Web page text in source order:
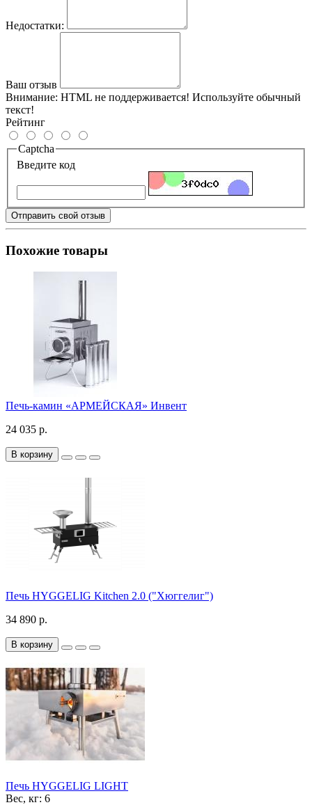
Недостатки:
Ваш отзыв
Внимание: HTML не поддерживается! Используйте обычный
текст!
Рейтинг
Captcha
Введите код
Отправить свой отзыв
Похожие товары
Печь-камин «АРМЕЙСКАЯ» Инвент
24 035 р.
В корзину
Печь HYGGELIG Kitchen 2.0 ("Хюггелиг")
34 890 р.
В корзину
Печь HYGGELIG LIGHT
Вес, кг: 6